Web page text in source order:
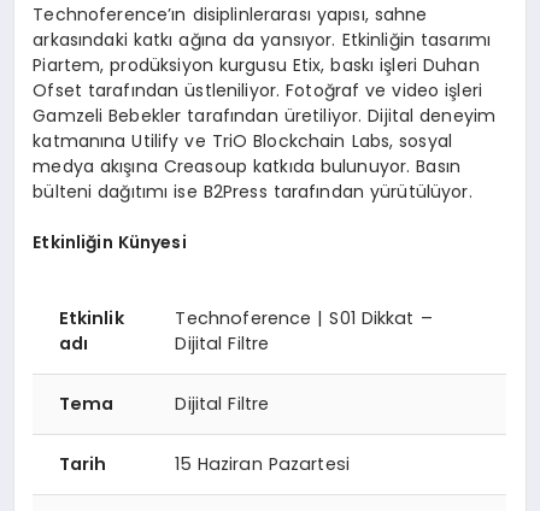
Technoference’ın disiplinlerarası yapısı, sahne
arkasındaki katkı ağına da yansıyor. Etkinliğin tasarımı
Piartem, prodüksiyon kurgusu Etix, baskı işleri Duhan
Ofset tarafından üstleniliyor. Fotoğraf ve video işleri
Gamzeli Bebekler tarafından üretiliyor. Dijital deneyim
katmanına Utilify ve TriO Blockchain Labs, sosyal
medya akışına Creasoup katkıda bulunuyor. Basın
bülteni dağıtımı ise B2Press tarafından yürütülüyor.
Etkinliğin Künyesi
Etkinlik
adı
Technoference | S01 Dikkat –
Dijital Filtre
Tema Dijital Filtre
Tarih 15 Haziran Pazartesi